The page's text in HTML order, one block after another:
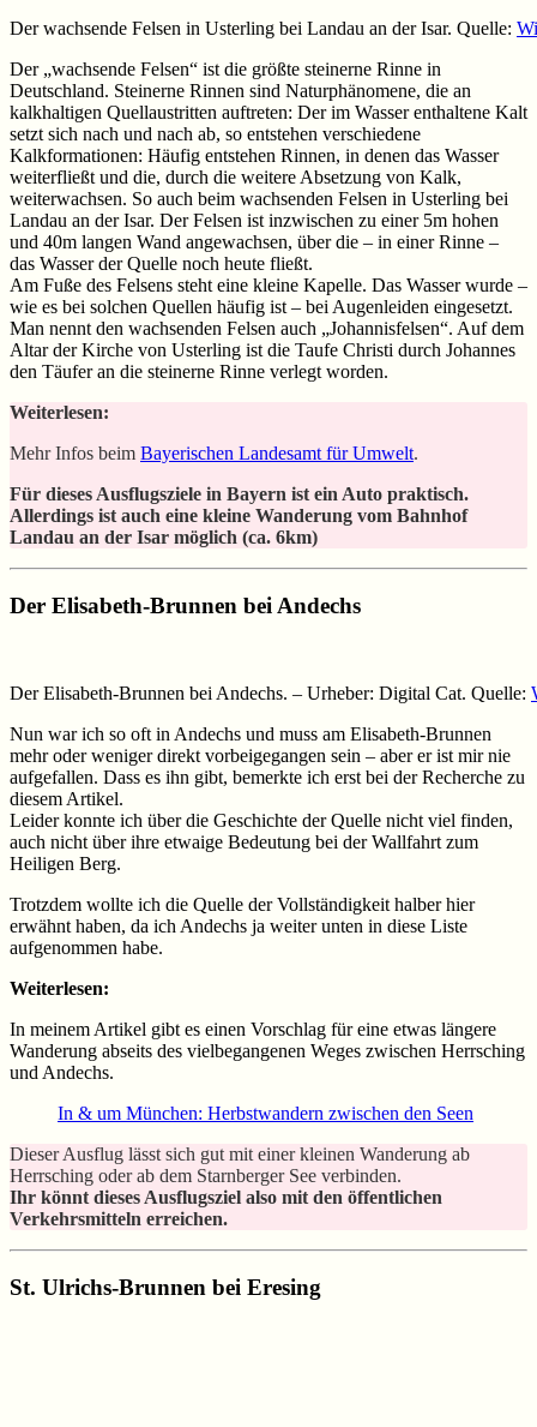
Der wachsende Felsen in Usterling bei Landau an der Isar. Quelle:
Der „wachsende Felsen“ ist die größte steinerne Rinne in
Deutschland. Steinerne Rinnen sind Naturphänomene, die an
kalkhaltigen Quellaustritten auftreten: Der im Wasser enthaltene Kalt
setzt sich nach und nach ab, so entstehen verschiedene
Kalkformationen: Häufig entstehen Rinnen, in denen das Wasser
weiterfließt und die, durch die weitere Absetzung von Kalk,
weiterwachsen. So auch beim wachsenden Felsen in Usterling bei
Landau an der Isar. Der Felsen ist inzwischen zu einer 5m hohen
und 40m langen Wand angewachsen, über die – in einer Rinne –
das Wasser der Quelle noch heute fließt.
Am Fuße des Felsens steht eine kleine Kapelle. Das Wasser wurde –
wie es bei solchen Quellen häufig ist – bei Augenleiden eingesetzt.
Man nennt den wachsenden Felsen auch „Johannisfelsen“. Auf dem
Altar der Kirche von Usterling ist die Taufe Christi durch Johannes
den Täufer an die steinerne Rinne verlegt worden.
Weiterlesen:
Mehr Infos beim Bayerischen Landesamt für Umwelt.
Für dieses Ausflugsziele in Bayern ist ein Auto praktisch.
Allerdings ist auch eine kleine Wanderung vom Bahnhof
Landau an der Isar möglich (ca. 6km)
Der Elisabeth-Brunnen bei Andechs
Der Elisabeth-Brunnen bei Andechs. – Urheber: Digital Cat. Quelle:
Nun war ich so oft in Andechs und muss am Elisabeth-Brunnen
mehr oder weniger direkt vorbeigegangen sein – aber er ist mir nie
aufgefallen. Dass es ihn gibt, bemerkte ich erst bei der Recherche zu
diesem Artikel.
Leider konnte ich über die Geschichte der Quelle nicht viel finden,
auch nicht über ihre etwaige Bedeutung bei der Wallfahrt zum
Heiligen Berg.
Trotzdem wollte ich die Quelle der Vollständigkeit halber hier
erwähnt haben, da ich Andechs ja weiter unten in diese Liste
aufgenommen habe.
Weiterlesen:
In meinem Artikel gibt es einen Vorschlag für eine etwas längere
Wanderung abseits des vielbegangenen Weges zwischen Herrsching
und Andechs.
In & um München: Herbstwandern zwischen den Seen
Dieser Ausflug lässt sich gut mit einer kleinen Wanderung ab
Herrsching oder ab dem Starnberger See verbinden.
Ihr könnt dieses Ausflugsziel also mit den öffentlichen
Verkehrsmitteln erreichen.
St. Ulrichs-Brunnen bei Eresing